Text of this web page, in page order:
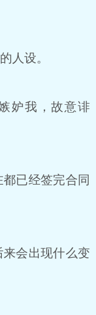
人设。
妒我，故意诽
已经签完合同
会出现什么变